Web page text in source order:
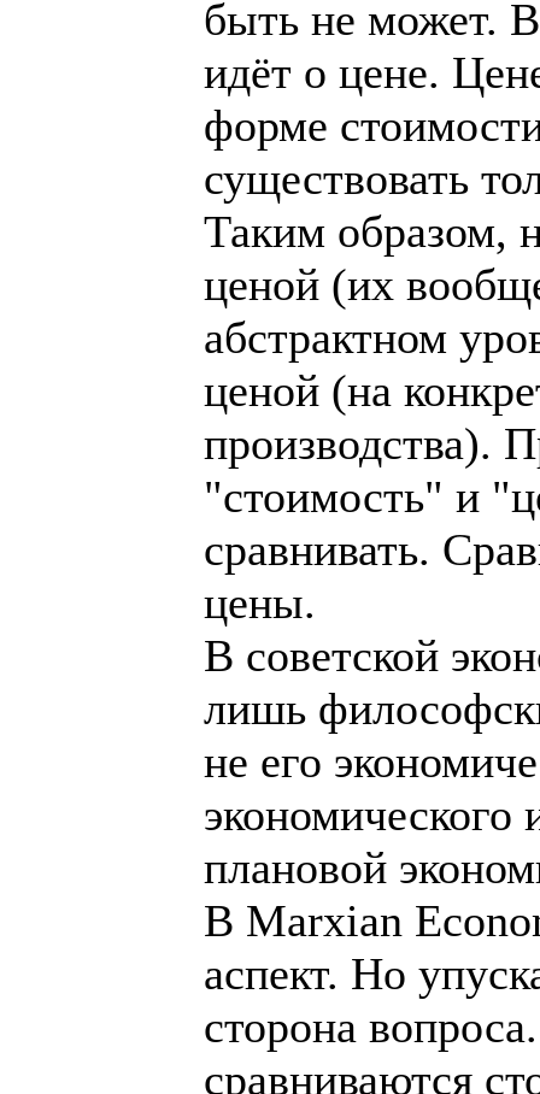
быть не может.
идёт о цене.
форме
существовать
Таким образом,
ценой (их
абстрактном
ценой (на
производства).
"стоимость" и
сравнивать.
цены.
В советской
лишь
не его
экономического
плановой
В Marxian
аспект. Но
сторона
сравниваются